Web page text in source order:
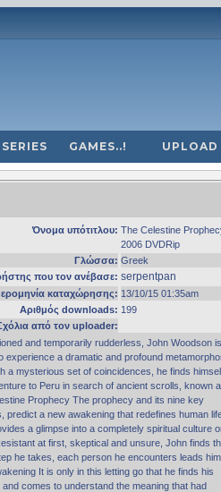
GAMES..! UPLOAD
Όνομα υπότιτλου: The Celestine
2006 DVDRip
Γλώσσα: Greek
που τον ανέβασε: serpentpan
καταχώρησης: 13/10/15 01:35am
Αριθμός downloads: 199
από τον uploader:
and temporarily rudderless, John Woodson is
experience a dramatic and profound
a mysterious set of coincidences, he finds
to Peru in search of ancient scrolls, known
Prophecy The prophecy and its nine key
predict a new awakening that redefines human
a glimpse into a completely spiritual culture
at first, skeptical and unsure, John finds
he takes, each person he encounters leads
It is only in this letting go that he finds his
and comes to understand the meaning that had